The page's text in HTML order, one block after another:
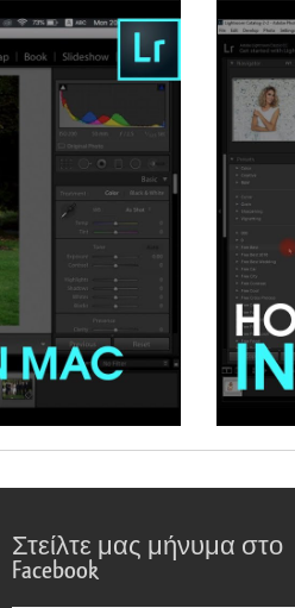
Στείλτε μας μήνυμα στο
Facebook